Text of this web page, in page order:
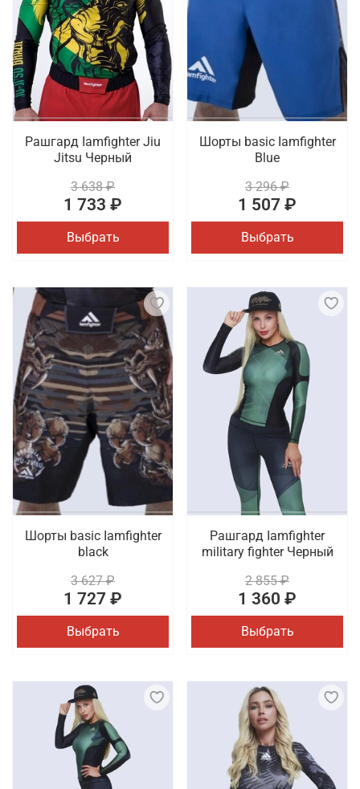
Рашгард Iamfighter Jiu
Jitsu Черный
3 638 ₽
1 733 ₽
Выбрать
Шорты basic Iamfighter
Blue
3 296 ₽
1 507 ₽
Выбрать
Шорты basic Iamfighter
black
3 627 ₽
1 727 ₽
Выбрать
Рашгард Iamfighter
military fighter Черный
2 855 ₽
1 360 ₽
Выбрать